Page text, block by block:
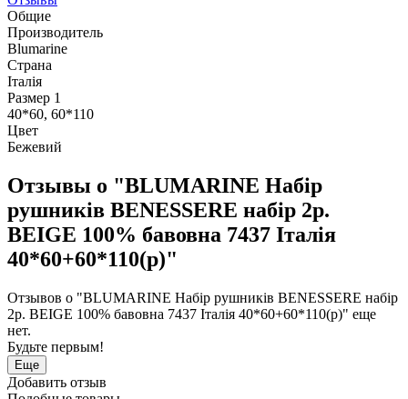
Общие
Производитель
Blumarine
Страна
Італія
Размер 1
40*60, 60*110
Цвет
Бежевий
Отзывы о "BLUMARINE Набір
рушників BENESSERE набір 2р.
BEIGE 100% бавовна 7437 Італія
40*60+60*110(р)"
Отзывов о "BLUMARINE Набір рушників BENESSERE набір
2р. BEIGE 100% бавовна 7437 Італія 40*60+60*110(р)" еще
нет.
Будьте первым!
Еще
Добавить отзыв